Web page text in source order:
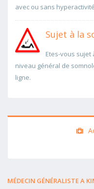
avec ou sans
Sujet à la
Etes-vous sujet
niveau général de
ligne.
MÉDECIN GÉNÉRALISTE A